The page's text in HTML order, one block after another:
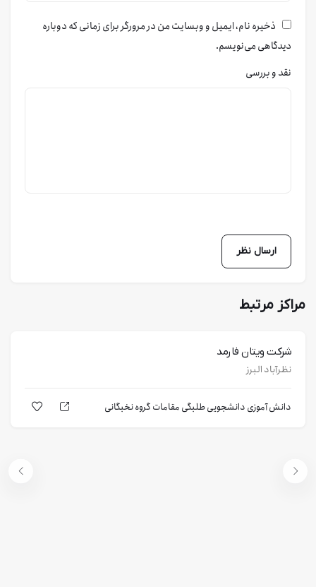
ذخیره نام، ایمیل و وبسایت من در مرورگر برای زمانی که دوباره
دیدگاهی می‌نویسم.
نقد و بررسی
مراکز مرتبط
شرکت ویتان فارمد
نظرآباد البرز
دانش آموزیدانشجوییطلبگیمقاماتگروه نخبگانی